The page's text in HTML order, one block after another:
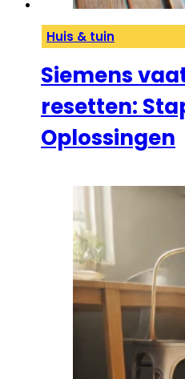
Huis & tuin
Siemens
resetten:
Oplossingen